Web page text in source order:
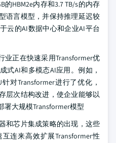
HBM2e内存和3.7 TB/s的内存
语言模型，并保持推理延迟较
云的AI数据中心和企业AI平台
业正在快速采用Transformer优
式AI和多模态AI应用。例如，
针对Transformer进行了优化，
层次结构改进，使企业能够以
署大规模Transformer模型
和芯片集成策略的出现，这些
连来高效扩展Transformer性